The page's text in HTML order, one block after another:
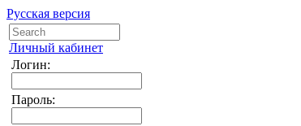
Русская версия
Личный кабинет
Логин:
Пароль: